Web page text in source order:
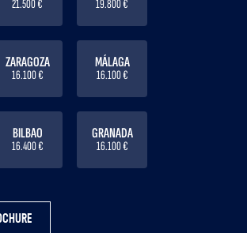
21.500 € 19.800 €
ZARAGOZA
16.100 €
MÁLAGA
16.100 €
BILBAO
16.400 €
GRANADA
16.100 €